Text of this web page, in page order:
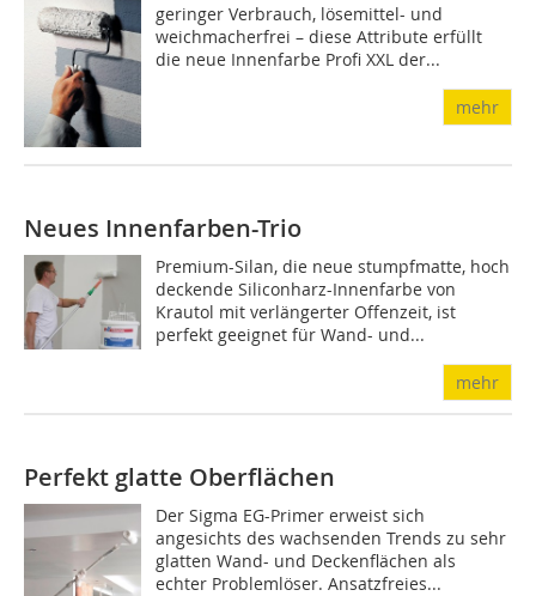
geringer Verbrauch, lösemittel- und
weichmacherfrei – diese Attribute erfüllt
die neue Innenfarbe Profi XXL der...
mehr
Neues Innenfar­ben-Trio
Premium-Silan, die neue stumpfmatte, hoch
deckende Siliconharz-Innenfarbe von
Krautol mit verlängerter Offenzeit, ist
perfekt geeignet für Wand- und...
mehr
Perfekt glatte Oberflächen
Der Sigma EG-Primer erweist sich
angesichts des wachsenden Trends zu sehr
glatten Wand- und Deckenflächen als
echter Problemlöser. Ansatzfreies...